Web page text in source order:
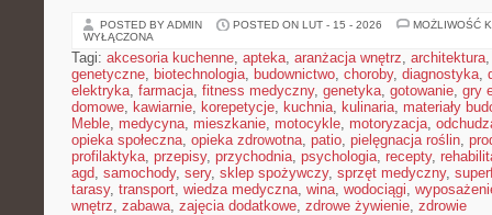
POSTED BY ADMIN POSTED ON LUT - 15 - 2026
MOŻLIWOŚĆ
WYŁĄCZONA
Tagi: akcesoria kuchenne, apteka, aranżacja wnętrz, architektura
genetyczne, biotechnologia, budownictwo, choroby, diagnostyka,
elektryka, farmacja, fitness medyczny, genetyka, gotowanie, gry
domowe, kawiarnie, korepetycje, kuchnia, kulinaria, materiały
Meble, medycyna, mieszkanie, motocykle, motoryzacja,
opieka społeczna, opieka zdrowotna, patio, pielęgnacja roślin,
profilaktyka, przepisy, przychodnia, psychologia, recepty,
agd, samochody, sery, sklep spożywczy, sprzęt medyczny,
tarasy, transport, wiedza medyczna, wina, wodociągi,
wnętrz, zabawa, zajęcia dodatkowe, zdrowe żywienie, zdrowie